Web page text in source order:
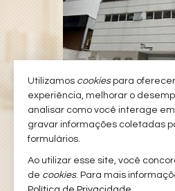
#885
BALNEÁRIO
Apartamento no
3 4 2
R$ 2.400.000,
Utilizamos cookiespara
experiência, melhorar o
analisar como você interage
gravar informações coletadas
formulários.
Ao utilizar esse site, você
de cookies. Para mais